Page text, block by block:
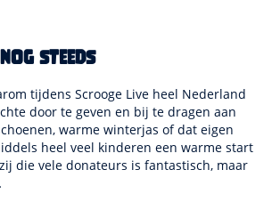
steeds
tijdens Scrooge Live heel Nederland
door te geven en bij te dragen aan
warme winterjas of dat eigen
heel veel kinderen een warme start
die vele donateurs is fantastisch, maar